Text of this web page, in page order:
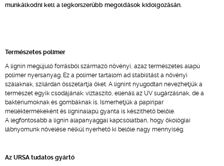
munkálkodni kell a legkorszerűbb megoldások kidolgozásán.
Természetes polimer
A lignin megújuló forrásból származó növényi, azaz természetes alapú
polimer nyersanyag. Ez a polimer tartalom ad stabilitást a növényi
szálaknak, szilárdan összetartja őket. A lignint nyugodtan nevezhetjük a
természet egyik csodájának: víztaszító, ellenáll az UV sugárzásnak, de a
baktériumoknak és gombáknak is. Ismerhetjük a papíripar
melléktermékeként és ligninalapú gyanta is készíthető belőle.
A legfontosabb a lignin alapanyaggal kapcsolatban, hogy ökológiai
lábnyomunk növelése nélkül nyerhető ki belőle nagy mennyiség.
Az URSA tudatos gyártó